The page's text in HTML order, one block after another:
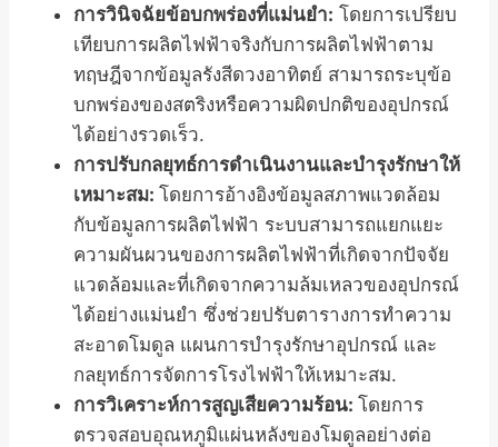
การวินิจฉัยข้อบกพร่องที่แม่นยำ: โดยการเปรียบ
เทียบการผลิตไฟฟ้าจริงกับการผลิตไฟฟ้าตาม
ทฤษฎีจากข้อมูลรังสีดวงอาทิตย์ สามารถระบุข้อ
บกพร่องของสตริงหรือความผิดปกติของอุปกรณ์
ได้อย่างรวดเร็ว.
การปรับกลยุทธ์การดำเนินงานและบำรุงรักษาให้
เหมาะสม: โดยการอ้างอิงข้อมูลสภาพแวดล้อม
กับข้อมูลการผลิตไฟฟ้า ระบบสามารถแยกแยะ
ความผันผวนของการผลิตไฟฟ้าที่เกิดจากปัจจัย
แวดล้อมและที่เกิดจากความล้มเหลวของอุปกรณ์
ได้อย่างแม่นยำ ซึ่งช่วยปรับตารางการทำความ
สะอาดโมดูล แผนการบำรุงรักษาอุปกรณ์ และ
กลยุทธ์การจัดการโรงไฟฟ้าให้เหมาะสม.
การวิเคราะห์การสูญเสียความร้อน: โดยการ
ตรวจสอบอุณหภูมิแผ่นหลังของโมดูลอย่างต่อ